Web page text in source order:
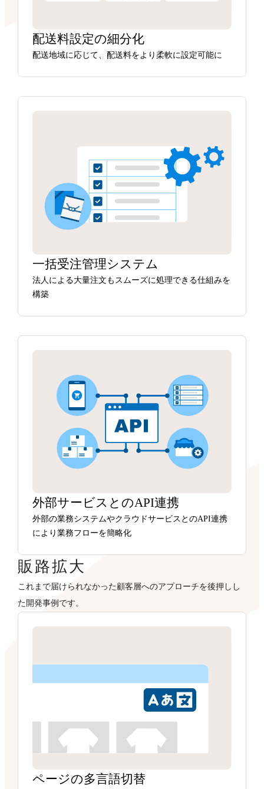
配送料設定の細分化
配送地域に応じて、配送料をより柔軟に設定可能に
一括受注管理システム
法人による大量注文もスムーズに処理できる仕組みを
構築
外部サービスとのAPI連携
外部の業務システムやクラウドサービスとのAPI連携
により業務フローを簡略化
販路拡大
これまで届けられなかった顧客層へのアプローチを後押しし
た開発事例です。
ページの多言語切替